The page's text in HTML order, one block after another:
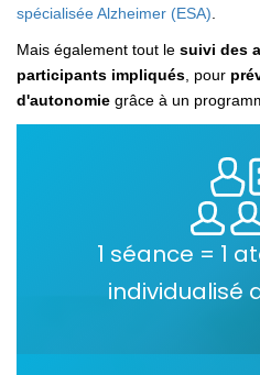
spécialisée Alzheimer (ESA)
Mais également tout le suivi des
participants impliqués , pour
d'autonomie grâce à un
1 séance = 1
individualisé